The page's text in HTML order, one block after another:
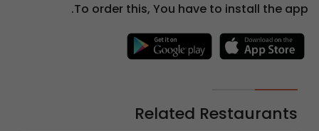
To order this, You have to install the app.
Related Restaurants